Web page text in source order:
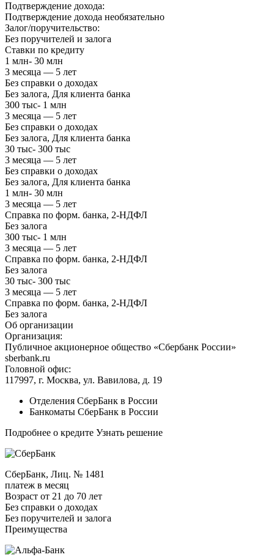
Подтверждение дохода:
Подтверждение дохода необязательно
Залог/поручительство:
Без поручителей и залога
Ставки по кредиту
1 млн- 30 млн
3 месяца — 5 лет
Без справки о доходах
Без залога, Для клиента банка
300 тыс- 1 млн
3 месяца — 5 лет
Без справки о доходах
Без залога, Для клиента банка
30 тыс- 300 тыс
3 месяца — 5 лет
Без справки о доходах
Без залога, Для клиента банка
1 млн- 30 млн
3 месяца — 5 лет
Справка по форм. банка, 2-НДФЛ
Без залога
300 тыс- 1 млн
3 месяца — 5 лет
Справка по форм. банка, 2-НДФЛ
Без залога
30 тыс- 300 тыс
3 месяца — 5 лет
Справка по форм. банка, 2-НДФЛ
Без залога
Об организации
Организация:
Публичное акционерное общество «Сбербанк России»
sberbank.ru
Головной офис:
117997, г. Москва, ул. Вавилова, д. 19
Отделения СберБанк в России
Банкоматы СберБанк в России
Подробнее о кредите Узнать решение
СберБанк, Лиц. № 1481
платеж в месяц
Возраст от 21 до 70 лет
Без справки о доходах
Без поручителей и залога
Преимущества